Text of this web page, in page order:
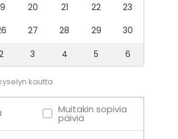
Recreation
20 21 22
23
27 28 29
30
3 4 5 6
kautta
Muitakin sopivia
päiviä